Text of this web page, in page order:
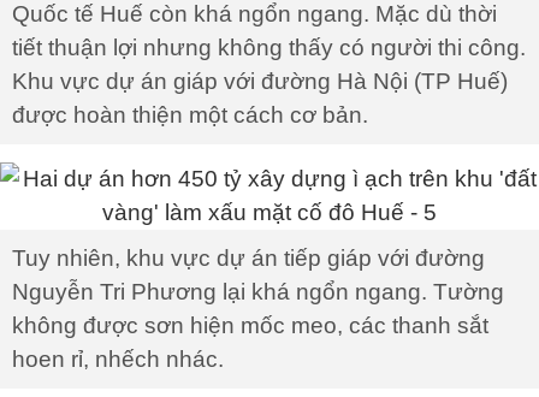
Quốc tế Huế còn khá ngổn ngang. Mặc dù thời
tiết thuận lợi nhưng không thấy có người thi công.
Khu vực dự án giáp với đường Hà Nội (TP Huế)
được hoàn thiện một cách cơ bản.
Tuy nhiên, khu vực dự án tiếp giáp với đường
Nguyễn Tri Phương lại khá ngổn ngang. Tường
không được sơn hiện mốc meo, các thanh sắt
hoen rỉ, nhếch nhác.